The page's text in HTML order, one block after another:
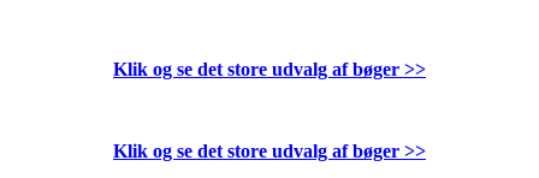
Klik og se det store udvalg af bøger >>
Klik og se det store udvalg af bøger >>